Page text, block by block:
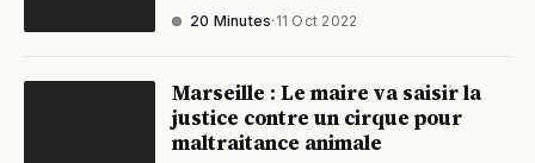
20 Minutes· 11 Oct 2022
Marseille : Le maire va saisir la
justice contre un cirque pour
maltraitance animale